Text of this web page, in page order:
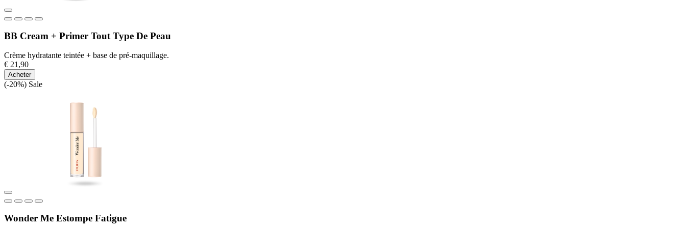
BB Cream + Primer Tout Type De Peau
Crème hydratante teintée + base de pré-maquillage.
€ 21,90
Acheter
(-20%) Sale
Wonder Me Estompe Fatigue